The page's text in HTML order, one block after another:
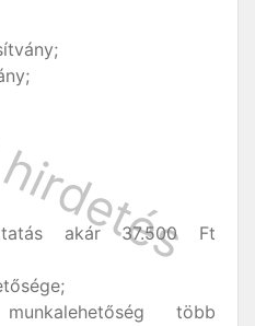
akár 37.500 Ft
több